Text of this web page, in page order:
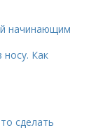
начинающим
носу. Как
сделать